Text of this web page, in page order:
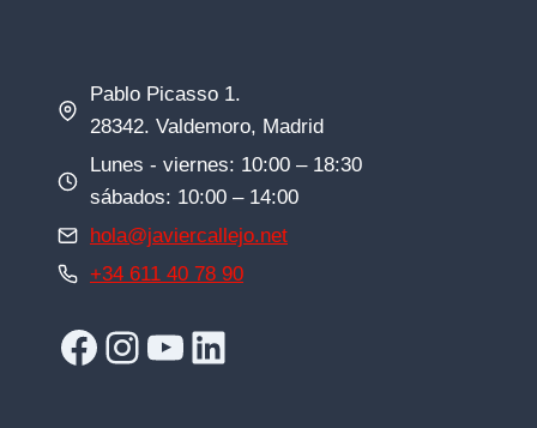
Pablo Picasso 1.
28342. Valdemoro, Madrid
Lunes - viernes: 10:00 – 18:30
sábados: 10:00 – 14:00
hola@javiercallejo.net
+34 611 40 78 90
Facebook
Instagram
YouTube
LinkedIn